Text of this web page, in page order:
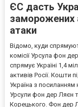
ЄС дасть
заморожених
атаки
Відомо, куди
комісії Урсула фон
спрямує Україні 1,4
активів Росії. Кошти
Україна з посиланням
Урсули фон дер Ляєн
Корецького. Фон дер